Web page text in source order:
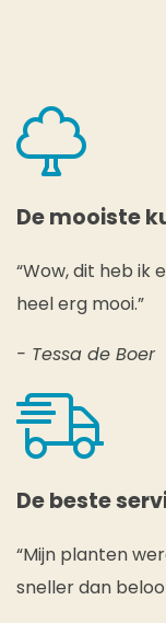
De mooiste
“Wow, dit heb ik
heel erg mooi.”
- Tessa de Boer
De beste
“Mijn planten
sneller dan